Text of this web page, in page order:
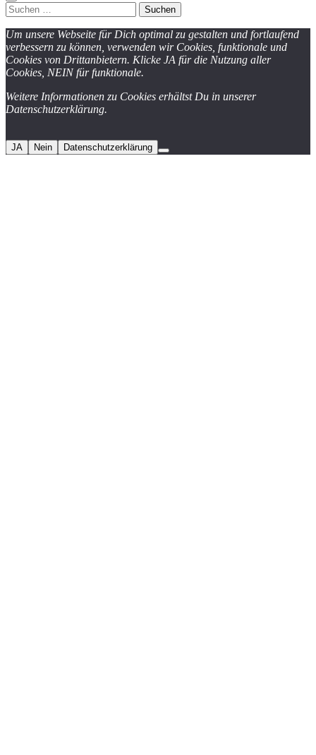
Suchen
nach:
Um unsere Webseite für Dich optimal zu gestalten und fortlaufend
verbessern zu können, verwenden wir Cookies, funktionale und
Cookies von Drittanbietern. Klicke JA für die Nutzung aller
Cookies, NEIN für funktionale.
Weitere Informationen zu Cookies erhältst Du in unserer
Datenschutzerklärung.
JA Nein Datenschutzerklärung